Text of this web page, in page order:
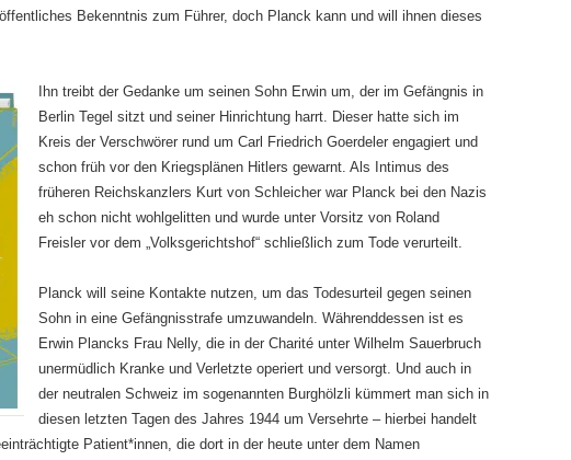
Bekenntnis zum Führer, doch Planck kann und will ihnen dieses
Ihn treibt der Gedanke um seinen Sohn Erwin um, der im Gefängnis in
Berlin Tegel sitzt und seiner Hinrichtung harrt. Dieser hatte sich im
Kreis der Verschwörer rund um Carl Friedrich Goerdeler engagiert und
schon früh vor den Kriegsplänen Hitlers gewarnt. Als Intimus des
früheren Reichskanzlers Kurt von Schleicher war Planck bei den Nazis
eh schon nicht wohlgelitten und wurde unter Vorsitz von Roland
Freisler vor dem „Volksgerichtshof“ schließlich zum Tode verurteilt.
Planck will seine Kontakte nutzen, um das Todesurteil gegen seinen
Sohn in eine Gefängnisstrafe umzuwandeln. Währenddessen ist es
Erwin Plancks Frau Nelly, die in der Charité unter Wilhelm Sauerbruch
unermüdlich Kranke und Verletzte operiert und versorgt. Und auch in
der neutralen Schweiz im sogenannten Burghölzli kümmert man sich in
diesen letzten Tagen des Jahres 1944 um Versehrte – hierbei handelt
Patient*innen, die dort in der heute unter dem Namen